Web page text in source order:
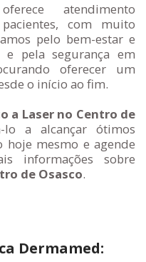
atendimento
com muito
pelo bem-estar e
e pela segurança em
oferecer um
o início ao fim.
a Laser no Centro de
lo a alcançar ótimos
hoje mesmo e agende
informações sobre
de Osasco.
Dermamed: